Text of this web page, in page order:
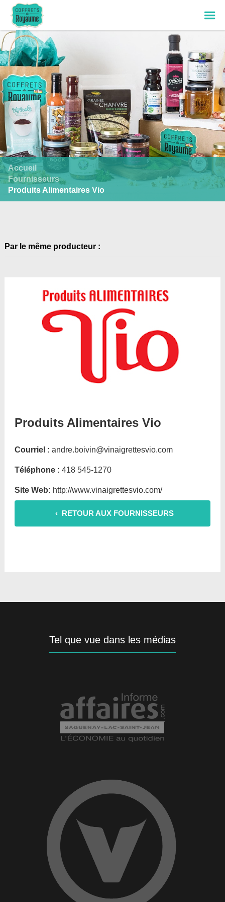
Accueil
Fournisseurs
Produits Alimentaires Vio
Produits Alimentaires Vio
Courriel : andre.boivin@vinaigrettesvio.com
Téléphone : 418 545-1270
Site Web: http://www.vinaigrettesvio.com/
‹ RETOUR AUX FOURNISSEURS
Par le même producteur :
Tel que vue dans les médias